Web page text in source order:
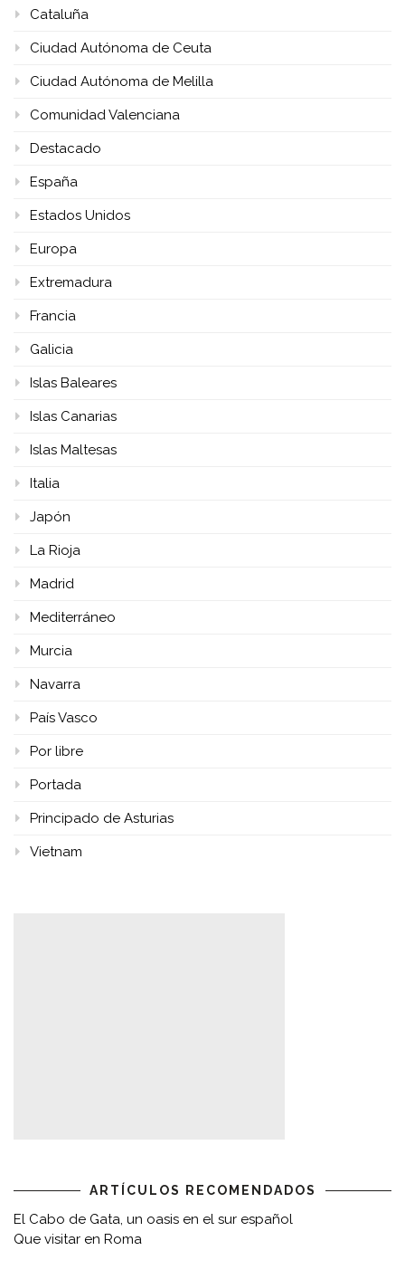
Cataluña
Ciudad Autónoma de Ceuta
Ciudad Autónoma de Melilla
Comunidad Valenciana
Destacado
España
Estados Unidos
Europa
Extremadura
Francia
Galicia
Islas Baleares
Islas Canarias
Islas Maltesas
Italia
Japón
La Rioja
Madrid
Mediterráneo
Murcia
Navarra
País Vasco
Por libre
Portada
Principado de Asturias
Vietnam
ARTÍCULOS RECOMENDADOS
El Cabo de Gata, un oasis en el sur español
Que visitar en Roma